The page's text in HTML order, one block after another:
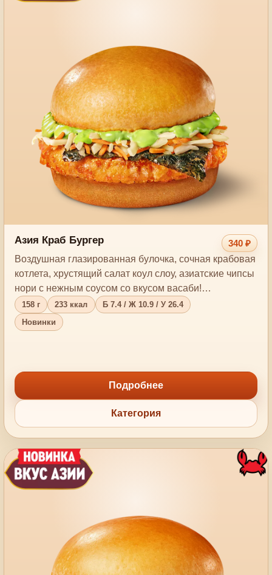
Азия Краб Бургер
340 ₽
Воздушная глазированная булочка, сочная крабовая
котлета, хрустящий салат коул слоу, азиатские чипсы
нори с нежным соусом со вкусом васаби!…
158 г 233 ккал
Б 7.4 / Ж 10.9 / У 26.4
Новинки
Подробнее
Категория